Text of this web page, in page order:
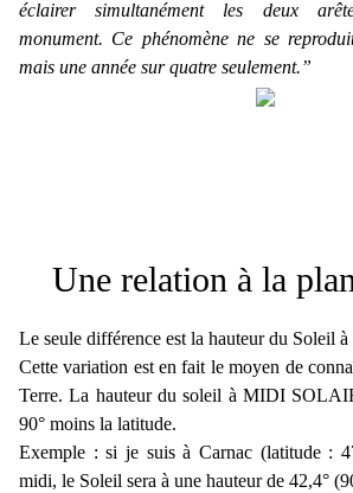
éclairer simultanément les deux
monument. Ce phénomène ne se
mais une année sur quatre seulement.”
Une relation à la
Le seule différence est la hauteur du Soleil
Cette variation est en fait le moyen de
Terre. La hauteur du soleil à MIDI
90° moins la latitude.
Exemple : si je suis à Carnac (latitude :
midi, le Soleil sera à une hauteur de 42,4°